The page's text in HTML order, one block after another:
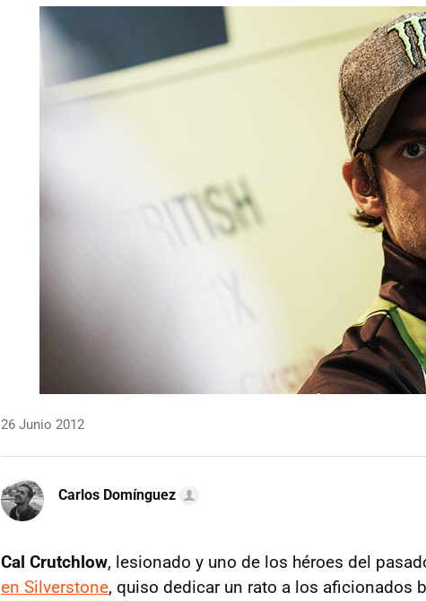
26 Junio 2012
Carlos Domínguez
Cal Crutchlow, lesionado y uno de los héroes del
en Silverstone, quiso dedicar un rato a los aficionados